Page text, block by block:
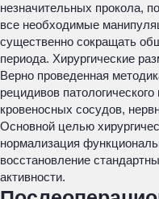
незначительных прокола,
все необходимые
существенно сокращать
периода. Хирургические
Верно проведенная
рецидивов
кровеносных сосудов,
Основной целью
нормализация
восстановление
активности.